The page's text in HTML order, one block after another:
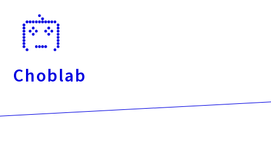
directement
Choblab